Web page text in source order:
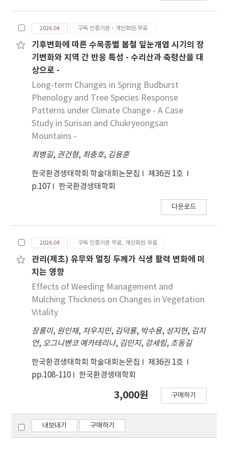
2026.04 구독 인증기관·개인회원 무료
기후변화에 따른 수목종별 봄철 잎눈개엽 시기의 장
기변화와 지역 간 반응 특성 - 수리산과 축령산을 대
상으로 -
Long-term Changes in Spring Budburst
Phenology and Tree Species Response
Patterns under Climate Change - A Case
Study in Surisan and Chukryeongsan
Mountains -
최병길, 권건형, 최충호, 김용훈
한국환경생태학회 학술대회논문집
제36권 1호
p.107
한국환경생태학회
다운로드
2026.04 구독 인증기관 무료, 개인회원 유료
관리(제초) 유무와 멀칭 두께가 식생 활력 변화에 미
치는 영향
Effects of Weeding Management and
Mulching Thickness on Changes in Vegetation
Vitality
장롱이, 원인재, 저우지민, 김덕룡, 박수용, 성지현, 김지
언, 오그니벤코 예카테리나, 김민지, 강세림, 조동길
한국환경생태학회 학술대회논문집
제36권 1호
pp.108-110
한국환경생태학회
3,000원 구매하기
내보내기 구매하기